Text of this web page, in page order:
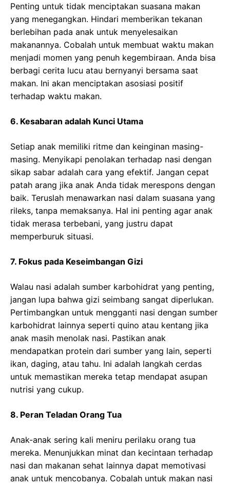
Penting untuk tidak menciptakan suasana makan
yang menegangkan. Hindari memberikan tekanan
berlebihan pada anak untuk menyelesaikan
makanannya. Cobalah untuk membuat waktu makan
menjadi momen yang penuh kegembiraan. Anda bisa
berbagi cerita lucu atau bernyanyi bersama saat
makan. Ini akan menciptakan asosiasi positif
terhadap waktu makan.
6. Kesabaran adalah Kunci Utama
Setiap anak memiliki ritme dan keinginan masing-
masing. Menyikapi penolakan terhadap nasi dengan
sikap sabar adalah cara yang efektif. Jangan cepat
patah arang jika anak Anda tidak merespons dengan
baik. Teruslah menawarkan nasi dalam suasana yang
rileks, tanpa memaksanya. Hal ini penting agar anak
tidak merasa terbebani, yang justru dapat
memperburuk situasi.
7. Fokus pada Keseimbangan Gizi
Walau nasi adalah sumber karbohidrat yang penting,
jangan lupa bahwa gizi seimbang sangat diperlukan.
Pertimbangkan untuk mengganti nasi dengan sumber
karbohidrat lainnya seperti quino atau kentang jika
anak masih menolak nasi. Pastikan anak
mendapatkan protein dari sumber yang lain, seperti
ikan, daging, atau tahu. Ini adalah langkah cerdas
untuk memastikan mereka tetap mendapat asupan
nutrisi yang cukup.
8. Peran Teladan Orang Tua
Anak-anak sering kali meniru perilaku orang tua
mereka. Menunjukkan minat dan kecintaan terhadap
nasi dan makanan sehat lainnya dapat memotivasi
anak untuk mencobanya. Cobalah untuk makan nasi